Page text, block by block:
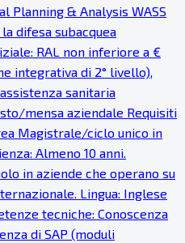
Planning & Analysis WASS
difesa subacquea
RAL non inferiore a €
integrativa di 2° livello),
sanitaria
mensa aziendale Requisiti
Magistrale/ciclo unico in
Almeno 10 anni.
in aziende che operano su
Lingua: Inglese
tecniche: Conoscenza
di SAP (moduli